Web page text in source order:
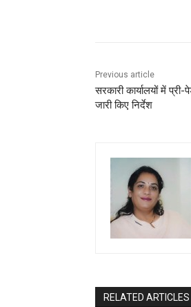
Previous article
सरकारी कार्यालयों में प्री-
जारी किए निर्देश
RELATED ARTICLES